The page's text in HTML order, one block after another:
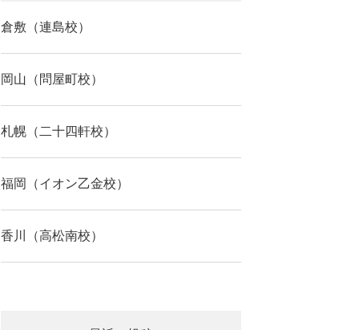
倉敷（連島校）
岡山（問屋町校）
札幌（二十四軒校）
福岡（イオン乙金校）
香川（高松南校）